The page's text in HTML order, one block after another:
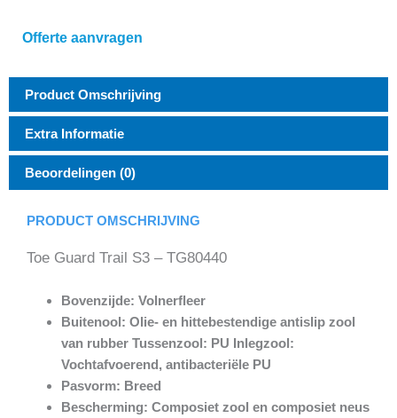
Offerte aanvragen
Product Omschrijving
Extra Informatie
Beoordelingen (0)
PRODUCT OMSCHRIJVING
Toe Guard Trail S3 – TG80440
Bovenzijde: Volnerfleer
Buitenool: Olie- en hittebestendige antislip zool
van rubber Tussenzool: PU Inlegzool:
Vochtafvoerend, antibacteriële PU
Pasvorm: Breed
Bescherming: Composiet zool en composiet neus